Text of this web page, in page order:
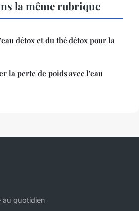
la même rubrique
détox et du thé détox pour la
la perte de poids avec l'eau
au quotidien